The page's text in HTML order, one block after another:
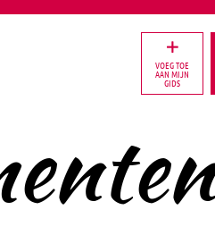
VOEG TOE
AAN MIJN
GIDS